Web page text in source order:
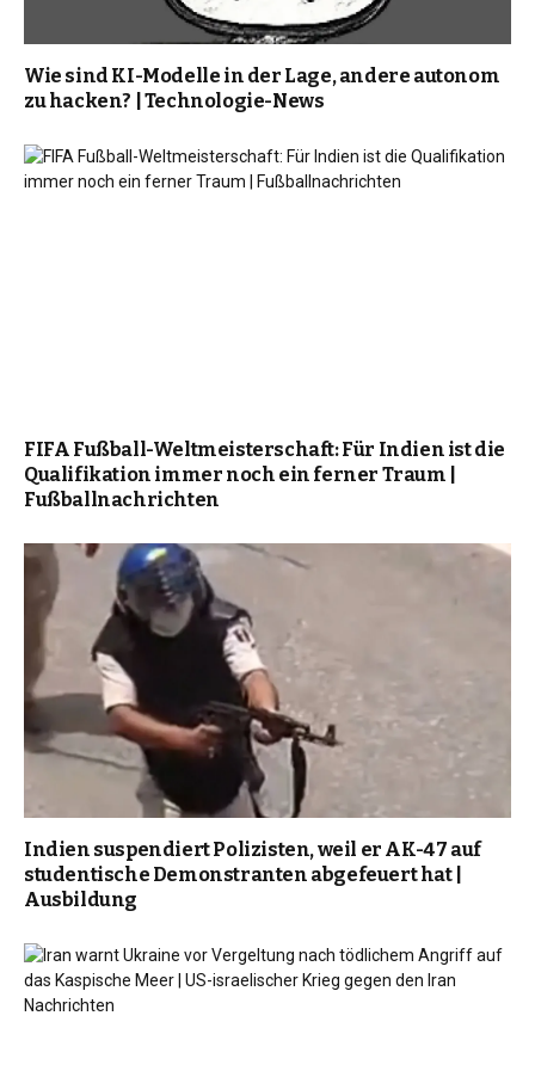
Wie sind KI-Modelle in der Lage, andere autonom
zu hacken? | Technologie-News
FIFA Fußball-Weltmeisterschaft: Für Indien ist die
Qualifikation immer noch ein ferner Traum |
Fußballnachrichten
Indien suspendiert Polizisten, weil er AK-47 auf
studentische Demonstranten abgefeuert hat |
Ausbildung